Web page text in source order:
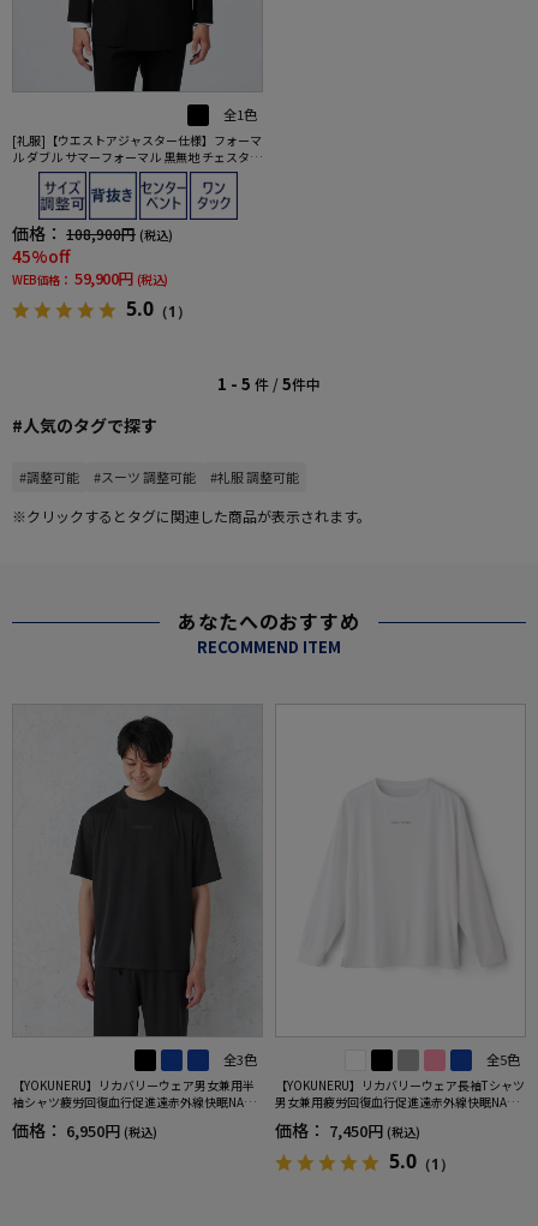
全1色
[礼服]【ウエストアジャスター仕様】フォーマ
ル ダブル サマーフォーマル 黒無地 チェスター
バリー 春夏 礼服
価格： 108,900円 (税込)
45%off
WEB価格： 59,900円 (税込)
5.0 （1）
1 - 5 件 /5件中
#人気のタグで探す
#調整可能 #スーツ 調整可能 #礼服 調整可能
※クリックするとタグに関連した商品が表示されます。
あなたへのおすすめ
RECOMMEND ITEM
全3色
【YOKUNERU】リカバリーウェア男女兼用半
袖シャツ疲労回復血行促進遠赤外線快眠NANO
MIX(R)【一般医療機器】SS～LLサイズ
価格： 6,950円 (税込)
全5色
【YOKUNERU】リカバリーウェア長袖Tシャツ
男女兼用疲労回復血行促進遠赤外線快眠NANO
MIX(R)【一般医療機器】SS～LLサイズ
価格： 7,450円 (税込)
5.0 （1）